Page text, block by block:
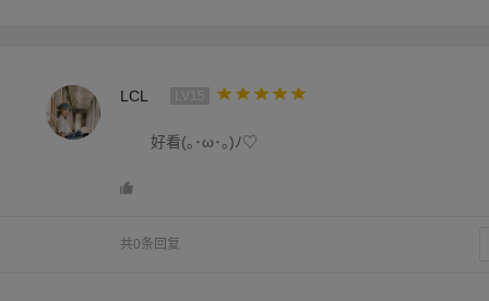
LCL
好看(｡･ω･｡)ﾉ♡
共0条回复